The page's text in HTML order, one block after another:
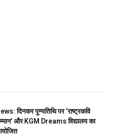
दिनकर पुण्यतिथि पर ‘राष्ट्रकवि
और KGM Dreams विद्यालय का